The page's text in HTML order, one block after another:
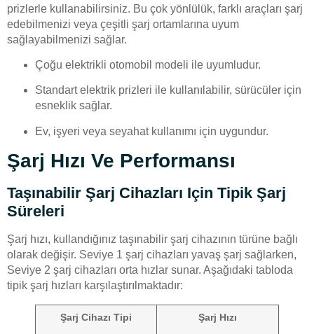
prizlerle kullanabilirsiniz. Bu çok yönlülük, farklı araçları şarj
edebilmenizi veya çeşitli şarj ortamlarına uyum
sağlayabilmenizi sağlar.
Çoğu elektrikli otomobil modeli ile uyumludur.
Standart elektrik prizleri ile kullanılabilir, sürücüler için
esneklik sağlar.
Ev, işyeri veya seyahat kullanımı için uygundur.
Şarj Hızı Ve Performansı
Taşınabilir Şarj Cihazları Için Tipik Şarj
Süreleri
Şarj hızı, kullandığınız taşınabilir şarj cihazının türüne bağlı
olarak değişir. Seviye 1 şarj cihazları yavaş şarj sağlarken,
Seviye 2 şarj cihazları orta hızlar sunar. Aşağıdaki tabloda
tipik şarj hızları karşılaştırılmaktadır:
Şarj Cihazı Tipi Şarj Hızı